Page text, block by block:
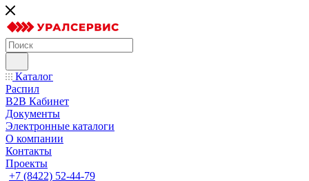
Каталог
Распил
B2B Кабинет
Документы
Электронные каталоги
О компании
Контакты
Проекты
+7 (8422) 52-44-79